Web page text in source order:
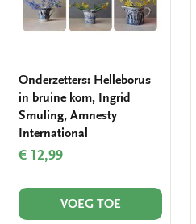
Onderzetters: Helleborus
in bruine kom, Ingrid
Smuling, Amnesty
International
€ 12,99
VOEG TOE